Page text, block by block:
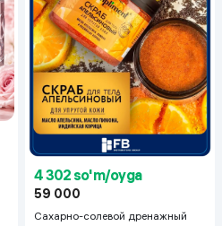
4 302 so'm/oyga
59 000
Сахарно-солевой дренажный